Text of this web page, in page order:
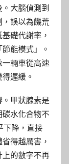
大腦偵測到
誤以為饑荒
礎代謝率，
能模式」。
一輛車從高速
遲緩。
甲狀腺素是
水化合物不
下降，直接
得越厲害，
的數字不再